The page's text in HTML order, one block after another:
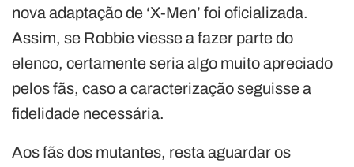
nova adaptação de ‘X-Men’ foi oficializada.
Assim, se Robbie viesse a fazer parte do
elenco, certamente seria algo muito apreciado
pelos fãs, caso a caracterização seguisse a
fidelidade necessária.
Aos fãs dos mutantes, resta aguardar os